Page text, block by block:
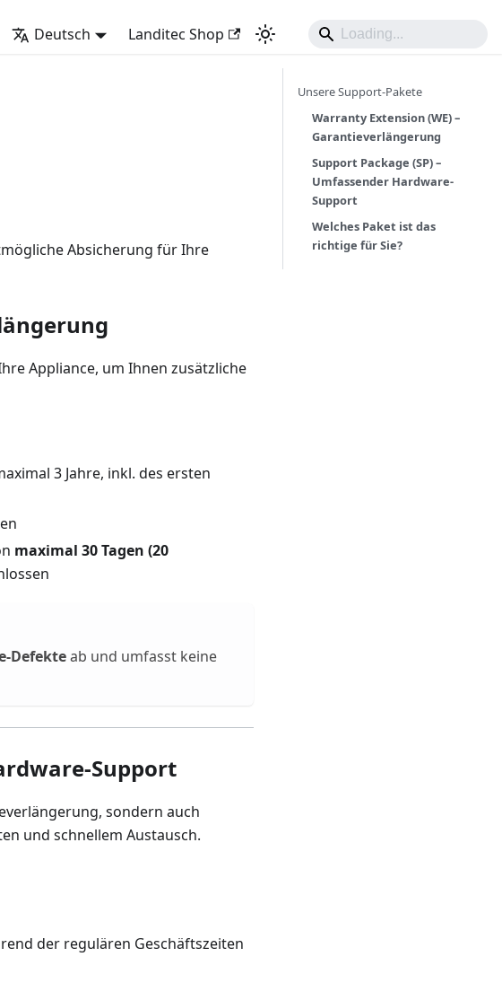
Deutsch Landitec Shop
Absicherung für Ihre
Appliance, um Ihnen zusätzliche
3 Jahre, inkl. des ersten
maximal 30 Tagen (20
Defekteab und umfasst keine
Support
sondern auch
und schnellem Austausch.
der regulären Geschäftszeiten
Unsere Support-Pakete
Warranty Extension (WE) –
Garantieverlängerung
Support Package (SP) –
Umfassender Hardware-
Support
Welches Paket ist das
richtige für Sie?